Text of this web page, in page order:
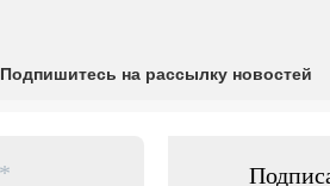
Подпишитесь на рассылку новостей